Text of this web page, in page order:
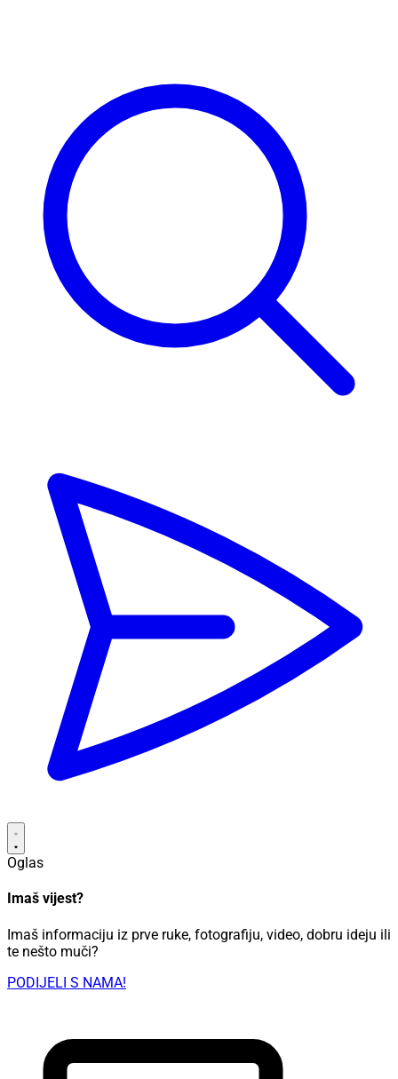
Oglas
Imaš vijest?
Imaš informaciju iz prve ruke, fotografiju, video, dobru ideju ili
te nešto muči?
PODIJELI S NAMA!